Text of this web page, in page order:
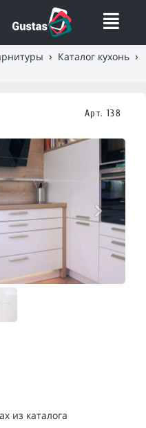
› Каталог кухонь ›
Арт. 138
из каталога